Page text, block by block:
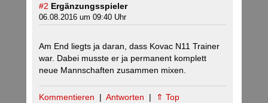
#2 Ergänzungsspieler
06.08.2016 um 09:40 Uhr
Am End liegts ja daran, dass Kovac N11 Trainer
war. Dabei musste er ja permanent komplett
neue Mannschaften zusammen mixen.
Kommentieren | Antworten | ⇑ Top